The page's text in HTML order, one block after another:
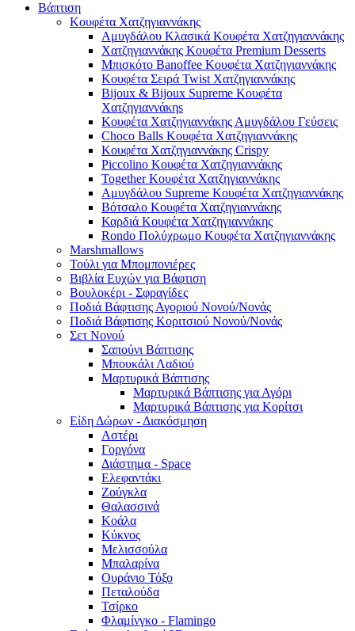
Βάπτιση
Κουφέτα Χατζηγιαννάκης
Αμυγδάλου Κλασικά Κουφέτα Χατζηγιαννάκης
Χατζηγιαννάκης Κουφέτα Premium Desserts
Μπισκότο Banoffee Κουφέτα Χατζηγιαννάκης
Κουφέτα Σειρά Twist Χατζηγιαννάκης
Bijoux & Bijoux Supreme Κουφέτα
Χατζηγιαννάκηs
Κουφέτα Χατζηγιαννάκης Αμυγδάλου Γεύσεις
Choco Balls Κουφέτα Χατζηγιαννάκης
Κουφέτα Χατζηγιαννάκης Crispy
Piccolino Κουφέτα Χατζηγιαννάκης
Together Κουφέτα Χατζηγιαννάκης
Αμυγδάλου Supreme Κουφέτα Χατζηγιαννάκης
Βότσαλο Κουφέτα Χατζηγιαννάκης
Καρδιά Κουφέτα Χατζηγιαννάκης
Rondo Πολύχρωμο Κουφέτα Χατζηγιαννάκης
Marshmallows
Τούλι για Μπομπονιέρες
Βιβλία Ευχών για Βάφτιση
Βουλοκέρι - Σφραγίδες
Ποδιά Βάφτισης Αγοριού Νονού/Νονάς
Ποδιά Βάφτισης Κοριτσιού Νονού/Νονάς
Σετ Νονού
Σαπούνι Βάπτισης
Μπουκάλι Λαδιού
Μαρτυρικά Βάπτισης
Μαρτυρικά Βάπτισης για Αγόρι
Μαρτυρικά Βάπτισης για Κορίτσι
Είδη Δώρων - Διακόσμηση
Αστέρι
Γοργόνα
Διάστημα - Space
Ελεφαντάκι
Ζούγκλα
Θαλασσινά
Κοάλα
Κύκνος
Μελισσούλα
Μπαλαρίνα
Ουράνιο Τόξο
Πεταλούδα
Τσίρκο
Φλαμίνγκο - Flamingo